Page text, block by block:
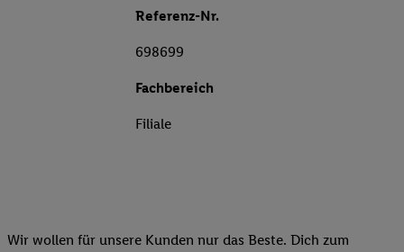
Referenz-Nr.
698699
Fachbereich
Filiale
Wir wollen für unsere Kunden nur das Beste. Dich zum